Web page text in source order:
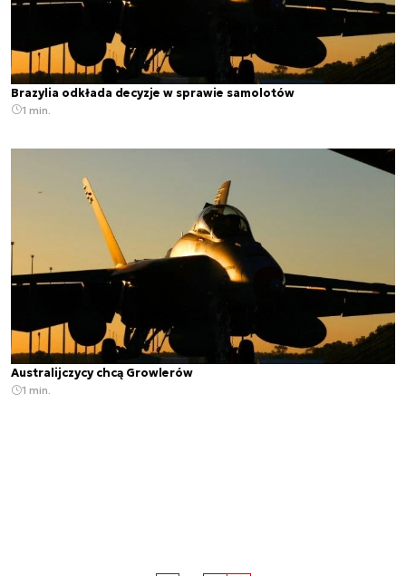
Brazylia odkłada decyzje w sprawie samolotów
1 min.
Australijczycy chcą Growlerów
1 min.